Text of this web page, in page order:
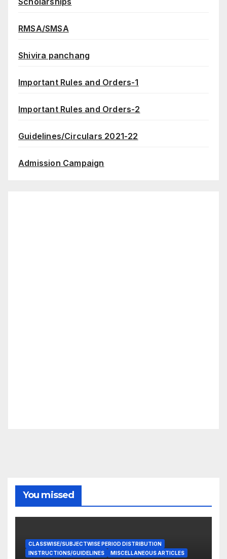
RMSA/SMSA
Shivira panchang
Important Rules and Orders-1
Important Rules and Orders-2
Guidelines/Circulars 2021-22
Admission Campaign
You missed
CLASSWISE/SUBJECTWISE PERIOD DISTRIBUTION
INSTRUCTIONS/GUIDELINES
MISCELLANEOUS ARTICLES